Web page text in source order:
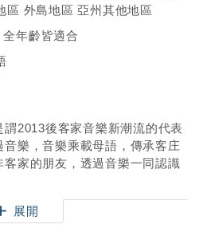
區 外島地區 亞州其他地區
全年齡皆適合
2013後客家音樂新潮流的代表
樂，音樂乘載母語，傳承客庄
家的朋友，透過音樂一同認識
展開